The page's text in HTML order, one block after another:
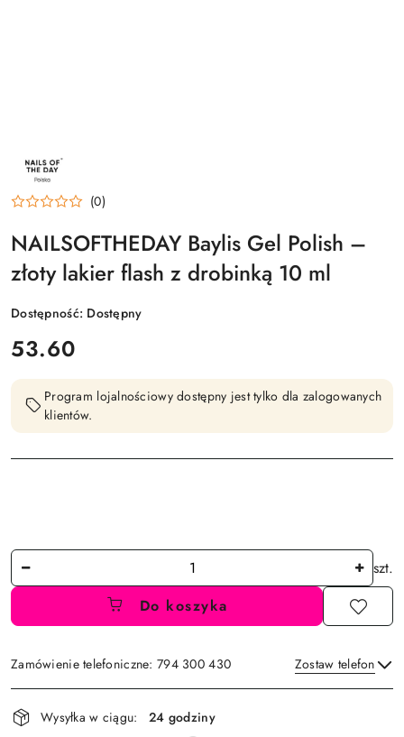
NAZWA
PRODUCENTA:
(0)
NAILSOFTHEDAY Baylis Gel Polish –
złoty lakier flash z drobinką 10 ml
Dostępność: Dostępny
cena:
53.60
Program lojalnościowy dostępny jest tylko dla zalogowanych
klientów.
Ilość
szt.
Do koszyka
Zamówienie telefoniczne: 794 300 430 Zostaw telefon
Dostępność
i
Wysyłka w ciągu:
24 godziny